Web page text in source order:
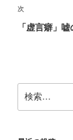
ビ
ゲ
ン
稿
次
の
次
「虚言癖」
索: